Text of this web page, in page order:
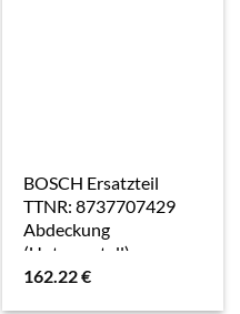
BOSCH Ersatzteil
TTNR: 8737707429
Abdeckung
(Untergestell)
162.22€